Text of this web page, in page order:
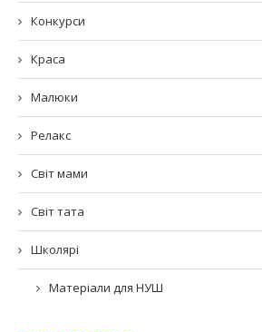
Конкурси
Краса
Малюки
Релакс
Світ мами
Світ тата
Школярі
Матеріали для НУШ